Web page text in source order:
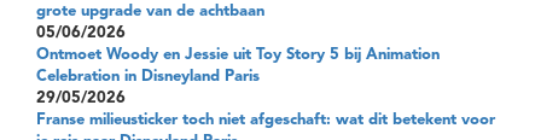
grote upgrade van de achtbaan
05/06/2026
Ontmoet Woody en Jessie uit Toy Story 5 bij Animation
Celebration in Disneyland Paris
29/05/2026
Franse milieusticker toch niet afgeschaft: wat dit betekent voor